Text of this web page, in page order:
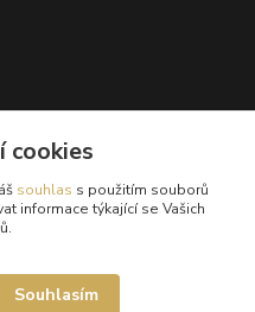
cookies
souhlas s použitím souborů
informace týkající se Vašich
Souhlasím